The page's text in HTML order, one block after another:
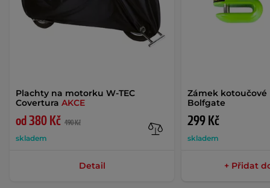
Plachty na motorku W-TEC
Covertura AKCE
od 380 Kč 490 Kč
skladem
Detail
Zámek kotoučové
Bolfgate
299 Kč
skladem
+ Přidat